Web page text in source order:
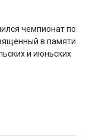
чемпионат по
в памяти
и июньских